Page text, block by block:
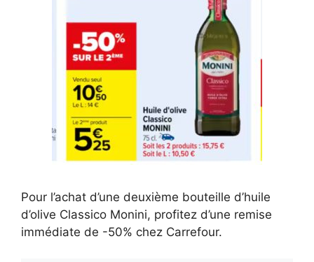
Pour l’achat d’une deuxième bouteille d’huile
d’olive Classico Monini, profitez d’une remise
immédiate de -50% chez Carrefour.